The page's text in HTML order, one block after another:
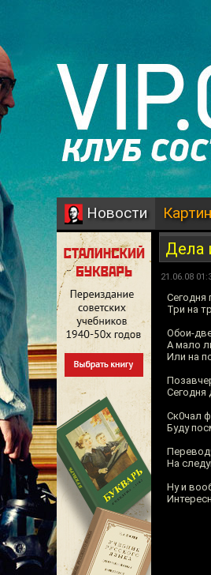
Новости
Дела
21.06.08
Сегодня
Три на
Обои-
А мало
Или на
Сегодня
Ск0чал
Буду
На
Ну и